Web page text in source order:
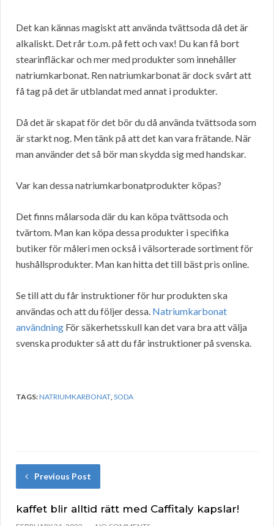
Det kan kännas magiskt att använda tvättsoda då det är
alkaliskt. Det rår t.o.m. på fett och vax! Du kan få bort
stearinfläckar och mer med produkter som innehåller
natriumkarbonat. Ren natriumkarbonat är dock svårt att
få tag på det är utblandat med annat i produkter.
Då det är skapat för det bör du då använda tvättsoda som
är starkt nog. Men tänk på att det kan vara frätande. När
man använder det så bör man skydda sig med handskar.
Var kan dessa natriumkarbonatprodukter köpas?
Det finns målarsoda där du kan köpa tvättsoda och
tvärtom. Man kan köpa dessa produkter i specifika
butiker för måleri men också i välsorterade sortiment för
hushållsprodukter. Man kan hitta det till bäst pris online.
Se till att du får instruktioner för hur produkten ska
användas och att du följer dessa. Natriumkarbonat
användning För säkerhetsskull kan det vara bra att välja
svenska produkter så att du får instruktioner på svenska.
TAGS:NATRIUMKARBONAT SODA
Previous Post
kaffet blir alltid rätt med Caffitaly kapslar!